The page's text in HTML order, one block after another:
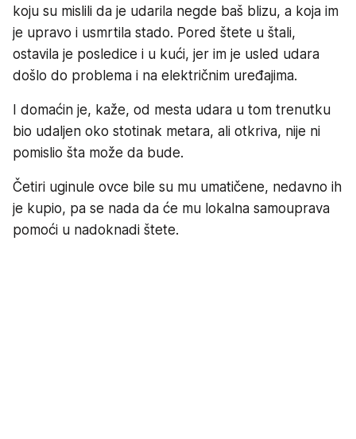
koju su mislili da je udarila negde baš blizu, a koja im
je upravo i usmrtila stado. Pored štete u štali,
ostavila je posledice i u kući, jer im je usled udara
došlo do problema i na električnim uređajima.
I domaćin je, kaže, od mesta udara u tom trenutku
bio udaljen oko stotinak metara, ali otkriva, nije ni
pomislio šta može da bude.
Četiri uginule ovce bile su mu umatičene, nedavno ih
je kupio, pa se nada da će mu lokalna samouprava
pomoći u nadoknadi štete.